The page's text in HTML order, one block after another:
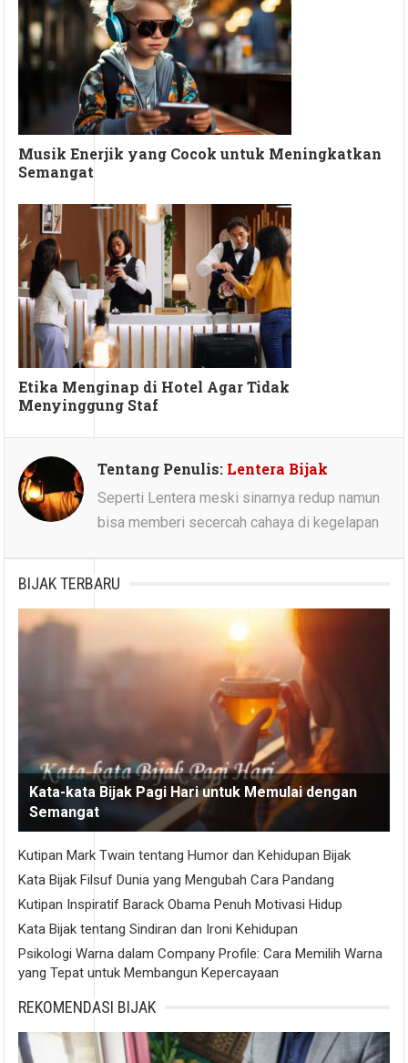
Musik Enerjik yang Cocok untuk Meningkatkan
Semangat
Etika Menginap di Hotel Agar Tidak
Menyinggung Staf
Tentang Penulis: Lentera Bijak
Seperti Lentera meski sinarnya redup namun
bisa memberi secercah cahaya di kegelapan
BIJAK TERBARU
Kata-kata Bijak Pagi Hari untuk Memulai dengan
Semangat
Kutipan Mark Twain tentang Humor dan Kehidupan Bijak
Kata Bijak Filsuf Dunia yang Mengubah Cara Pandang
Kutipan Inspiratif Barack Obama Penuh Motivasi Hidup
Kata Bijak tentang Sindiran dan Ironi Kehidupan
Psikologi Warna dalam Company Profile: Cara Memilih Warna
yang Tepat untuk Membangun Kepercayaan
REKOMENDASI BIJAK